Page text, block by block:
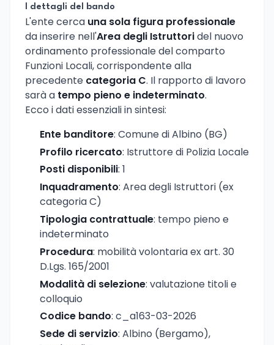
I dettagli del bando
L'ente cerca una sola figura professionale
da inserire nell'Area degli Istruttoridel nuovo
ordinamento professionale del comparto
Funzioni Locali, corrispondente alla
precedente categoria C. Il rapporto di lavoro
sarà a tempo pieno e indeterminato.
Ecco i dati essenziali in sintesi:
Ente banditore: Comune di Albino (BG)
Profilo ricercato: Istruttore di Polizia Locale
Posti disponibili: 1
Inquadramento: Area degli Istruttori (ex
categoria C)
Tipologia contrattuale: tempo pieno e
indeterminato
Procedura: mobilità volontaria ex art. 30
D.Lgs. 165/2001
Modalità di selezione: valutazione titoli e
colloquio
Codice bando: c_a163-03-2026
Sede di servizio: Albino (Bergamo),